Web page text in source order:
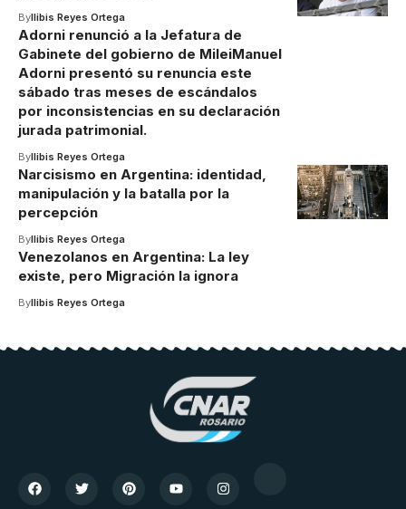
ByIlibis Reyes Ortega
Adorni renunció a la Jefatura de
Gabinete del gobierno de MileiManuel
Adorni presentó su renuncia este
sábado tras meses de escándalos
por inconsistencias en su declaración
jurada patrimonial.
ByIlibis Reyes Ortega
Narcisismo en Argentina: identidad,
manipulación y la batalla por la
percepción
ByIlibis Reyes Ortega
Venezolanos en Argentina: La ley
existe, pero Migración la ignora
ByIlibis Reyes Ortega